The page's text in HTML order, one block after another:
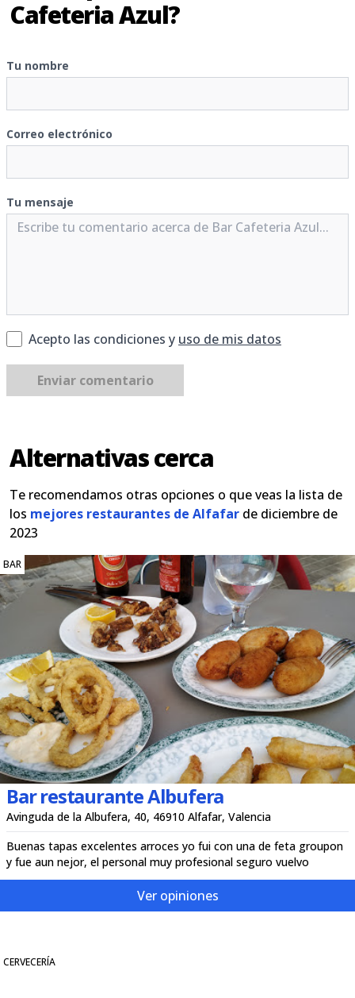
Cafeteria Azul?
Tu nombre
Correo electrónico
Tu mensaje
Acepto las condiciones y uso de mis datos
Enviar comentario
Alternativas cerca
Te recomendamos otras opciones o que veas la lista de
los mejores restaurantes de Alfafar de diciembre de
2023
BAR
Bar restaurante Albufera
Avinguda de la Albufera, 40, 46910 Alfafar, Valencia
Buenas tapas excelentes arroces yo fui con una de feta groupon
y fue aun nejor, el personal muy profesional seguro vuelvo
Ver opiniones
CERVECERÍA